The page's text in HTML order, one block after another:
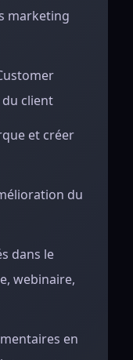
marketing
du client
et créer
du
dans le
webinaire,
en